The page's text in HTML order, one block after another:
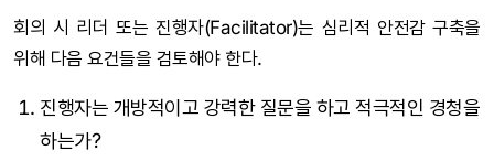
회의 시 리더 또는 진행자(Facilitator)는 심리적 안전감 구축을
위해 다음 요건들을 검토해야 한다.
진행자는 개방적이고 강력한 질문을 하고 적극적인 경청을
하는가?